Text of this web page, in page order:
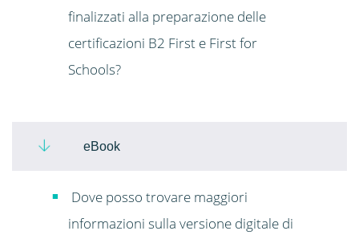
finalizzati alla preparazione delle
certificazioni B2 First e First for
Schools?
eBook
Dove posso trovare maggiori
informazioni sulla versione digitale di